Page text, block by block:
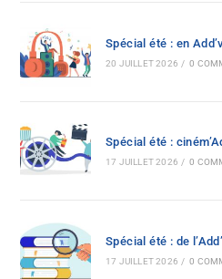
Spécial été : en
20 JUILLET 2026 / 0
Spécial été :
17 JUILLET 2026 / 0
Spécial été : de
17 JUILLET 2026 / 0